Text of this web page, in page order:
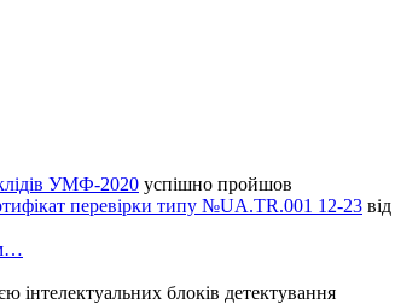
УМФ-2020 успішно пройшов
перевірки типу №UA.TR.001 12-23 від
інтелектуальних блоків детектування